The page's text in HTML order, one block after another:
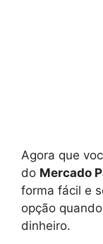
Agora que
do Mercado
forma fácil e
opção
dinheiro.